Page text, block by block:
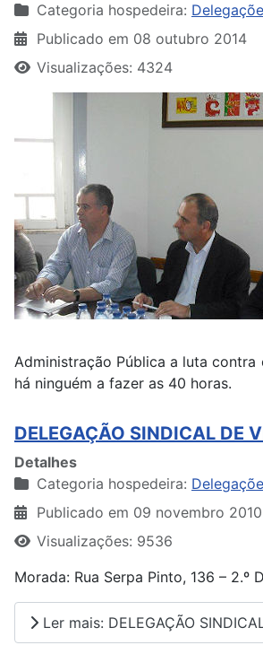
Categoria hospedeira:
Publicado em 08 outubro 2014
Visualizações: 4324
Administração Pública a luta
há ninguém a fazer as 40 horas.
DELEGAÇÃO SINDICAL DE
Detalhes
Categoria hospedeira:
Publicado em 09 novembro 2010
Visualizações: 9536
Morada: Rua Serpa Pinto, 136 –
Ler mais: DELEGAÇÃO